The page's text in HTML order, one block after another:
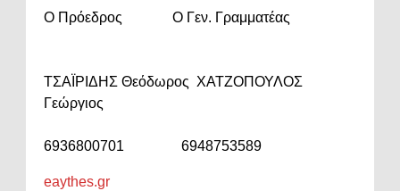
Ο Πρόεδρος Ο Γεν. Γραμματέας
ΤΣΑΪΡΙΔΗΣ Θεόδωρος ΧΑΤΖΟΠΟΥΛΟΣ
Γεώργιος
6936800701 6948753589
eaythes.gr